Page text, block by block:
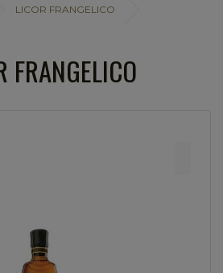
LICOR FRANGELICO
FRANGELICO